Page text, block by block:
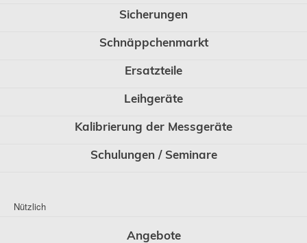
Sicherungen
Schnäppchenmarkt
Ersatzteile
Leihgeräte
Kalibrierung der Messgeräte
Schulungen / Seminare
Nützlich
Angebote